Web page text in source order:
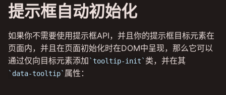
提示框自动初始化
如果你不需要使用提示框API，并且你的提示框目标元素在
页面内，并且在页面初始化时在DOM中呈现，那么它可以
通过仅向目标元素添加 tooltip-init 类，并在其
data-tooltip 属性：